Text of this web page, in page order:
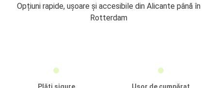
Opțiuni rapide, ușoare și accesibile din Alicante până în
Rotterdam